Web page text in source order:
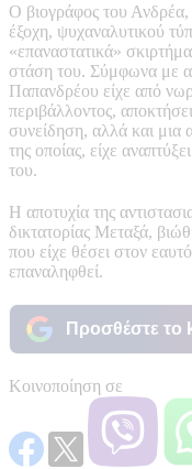
Ο βιογράφος του Ανδρέα,
έξοχη, ψυχαναλυτικού
«επαναστατικά»
στάση του. Σύμφωνα με
Παπανδρέου είχε από
περιβάλλοντος,
συνείδηση, αλλά και μια
της οποίας, είχε
του.
Η αποτυχία της
δικτατορίας Μεταξά,
που είχε θέσει στον
επαναληφθεί.
Προσθέστε το
Κοινοποίηση σε